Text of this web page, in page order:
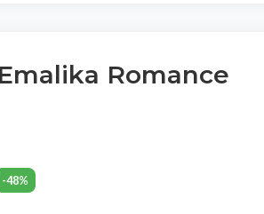
Romance
-48%